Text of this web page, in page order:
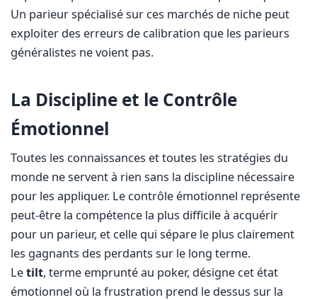
Un parieur spécialisé sur ces marchés de niche peut
exploiter des erreurs de calibration que les parieurs
généralistes ne voient pas.
La Discipline et le Contrôle
Émotionnel
Toutes les connaissances et toutes les stratégies du
monde ne servent à rien sans la discipline nécessaire
pour les appliquer. Le contrôle émotionnel représente
peut-être la compétence la plus difficile à acquérir
pour un parieur, et celle qui sépare le plus clairement
les gagnants des perdants sur le long terme.
Letilt, terme emprunté au poker, désigne cet état
émotionnel où la frustration prend le dessus sur la